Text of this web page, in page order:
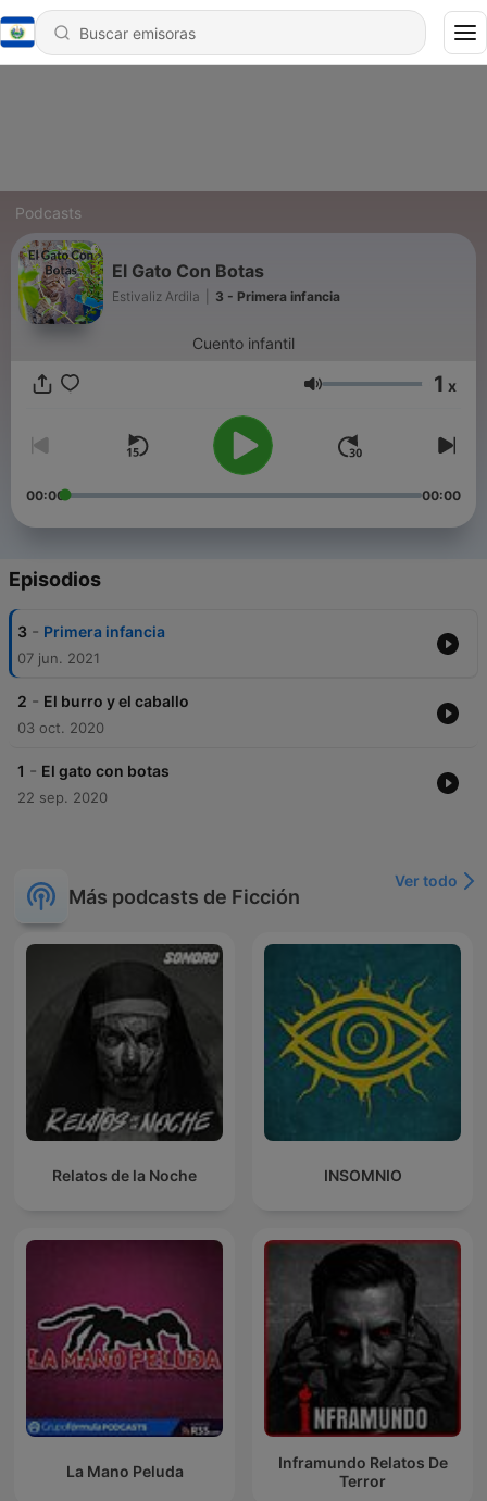
Podcasts
El Gato Con Botas
Estivaliz Ardila 3 - Primera infancia
Cuento infantil
Volumen 1 x
00:00 00:00
Episodios
3 - Primera infancia
07 jun. 2021
2 - El burro y el caballo
03 oct. 2020
1 - El gato con botas
22 sep. 2020
Más podcasts de Ficción
Ver todo
Relatos de la Noche INSOMNIO
La Mano Peluda
Inframundo Relatos De
Terror